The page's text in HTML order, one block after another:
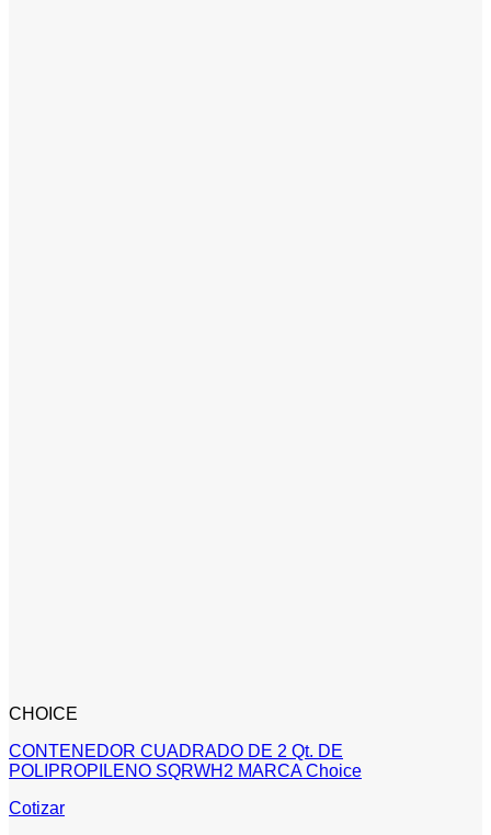
CHOICE
CONTENEDOR CUADRADO DE 2 Qt. DE
POLIPROPILENO SQRWH2 MARCA Choice
Cotizar